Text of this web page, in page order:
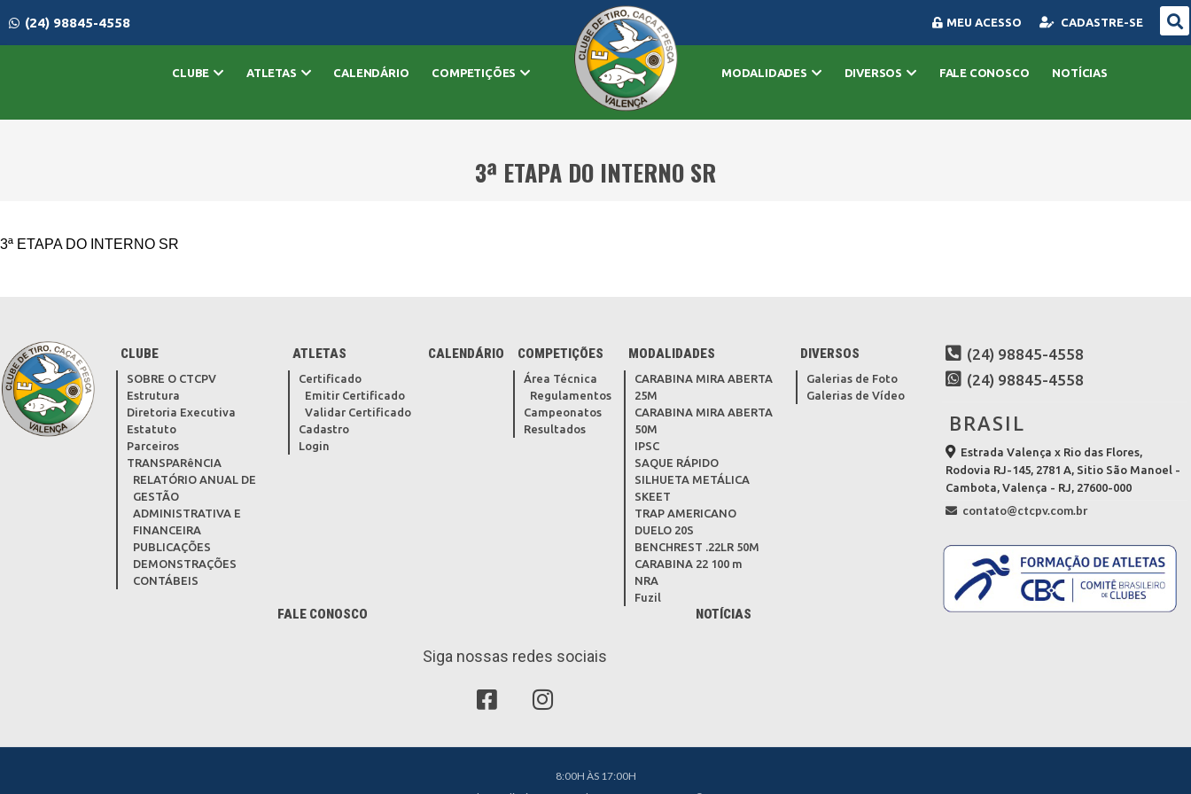
(24) 98845-4558 MEU ACESSO CADASTRE-SE
CLUBE ATLETAS CALENDÁRIO COMPETIÇÕES MODALIDADES DIVERSOS FALE CONOSCO NOTÍCIAS
3ª ETAPA DO INTERNO SR
3ª ETAPA DO INTERNO SR
CLUBE
SOBRE O CTCPV
Estrutura
Diretoria Executiva
Estatuto
Parceiros
TRANSPARêNCIA
RELATÓRIO ANUAL DE
GESTÃO
ADMINISTRATIVA E
FINANCEIRA
PUBLICAÇÕES
DEMONSTRAÇÕES
CONTÁBEIS
ATLETAS
Certificado
Emitir Certificado
Validar Certificado
Cadastro
Login
CALENDÁRIO COMPETIÇÕES
Área Técnica
Regulamentos
Campeonatos
Resultados
MODALIDADES
CARABINA MIRA ABERTA
25M
CARABINA MIRA ABERTA
50M
IPSC
SAQUE RÁPIDO
SILHUETA METÁLICA
SKEET
TRAP AMERICANO
DUELO 20S
BENCHREST .22LR 50M
CARABINA 22 100 m
NRA
Fuzil
DIVERSOS
Galerias de Foto
Galerias de Vídeo
FALE CONOSCO NOTÍCIAS
Siga nossas redes sociais
(24) 98845-4558
(24) 98845-4558
BRASIL
Estrada Valença x Rio das Flores,
Rodovia RJ-145, 2781 A, Sitio São Manoel -
Cambota, Valença - RJ, 27600-000
contato@ctcpv.com.br
8:00H ÀS 17:00H